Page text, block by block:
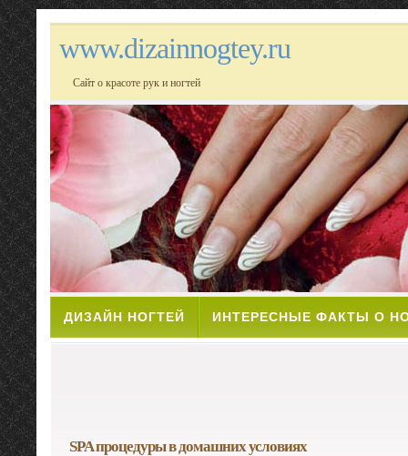
www.dizainnogtey.ru
Сайт о красоте рук и ногтей
ДИЗАЙН НОГТЕЙ ИНТЕРЕСНЫЕ ФАКТЫ О
SPA процедуры в домашних условиях